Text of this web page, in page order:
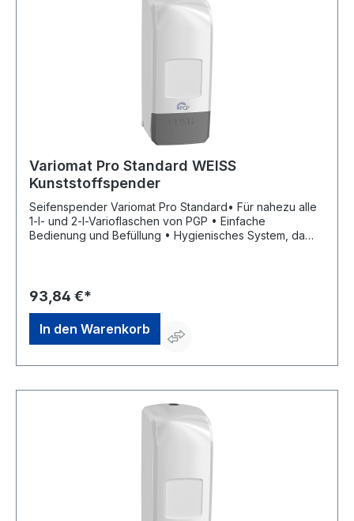
Variomat Pro Standard WEISS
Kunststoffspender
Seifenspender Variomat Pro Standard• Für nahezu alle
1-l- und 2-l-Varioflaschen von PGP • Einfache
Bedienung und Befüllung • Hygienisches System, da
Procter & Gamble Str.26, 53881 Euskirchen, DE,
+492251776170, info@pgp-hautschutz.de
93,84 €*
In den Warenkorb